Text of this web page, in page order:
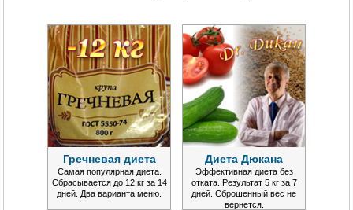
Гречневая диета
Самая популярная диета.
Сбрасывается до 12 кг за 14
дней. Два варианта меню.
Диета Дюкана
Эффективная диета без
отката. Результат 5 кг за 7
дней. Сброшенный вес не
вернется.